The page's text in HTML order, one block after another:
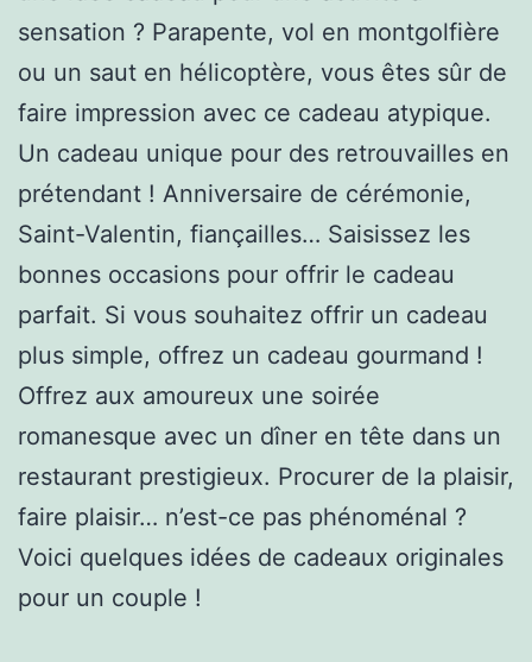
sensation ? Parapente, vol en montgolfière
ou un saut en hélicoptère, vous êtes sûr de
faire impression avec ce cadeau atypique.
Un cadeau unique pour des retrouvailles en
prétendant ! Anniversaire de cérémonie,
Saint-Valentin, fiançailles… Saisissez les
bonnes occasions pour offrir le cadeau
parfait. Si vous souhaitez offrir un cadeau
plus simple, offrez un cadeau gourmand !
Offrez aux amoureux une soirée
romanesque avec un dîner en tête dans un
restaurant prestigieux. Procurer de la plaisir,
faire plaisir… n’est-ce pas phénoménal ?
Voici quelques idées de cadeaux originales
pour un couple !